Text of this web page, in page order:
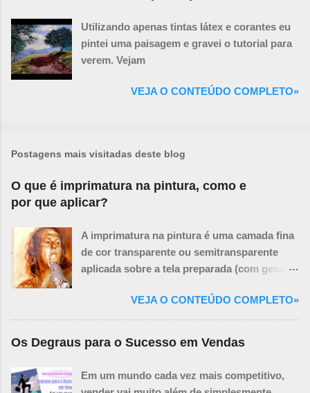
Utilizando apenas tintas látex e corantes eu
pintei uma paisagem e gravei o tutorial para
verem. Vejam
VEJA O CONTEÚDO COMPLETO»
Postagens mais visitadas deste blog
O que é imprimatura na pintura, como e
por que aplicar?
A imprimatura na pintura é uma camada fina
de cor transparente ou semitransparente
aplicada sobre a tela preparada (com gesso
pintura propriamente dita. O termo vem do
italiano e significa "primeira demão" ou
"primeira camada". Pense na imprimatura
como um tom base sutil que influencia todas
não cobre completamente a tela, mas a tinge,
VEJA O CONTEÚDO COMPLETO»
Os Degraus para o Sucesso em Vendas
Em um mundo cada vez mais competitivo,